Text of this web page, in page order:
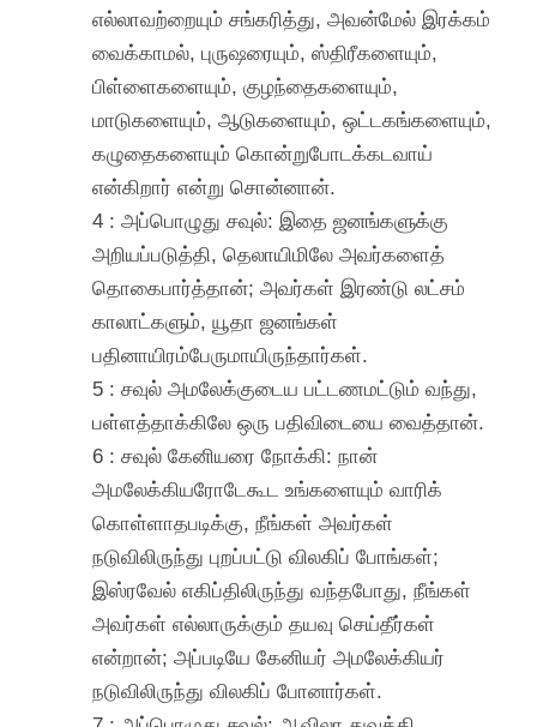
எல்லாவற்றையும் சங்கரித்து, அவன்மேல் இரக்கம்
வைக்காமல், புருஷரையும், ஸ்திரீகளையும்,
பிள்ளைகளையும், குழந்தைகளையும்,
மாடுகளையும், ஆடுகளையும், ஒட்டகங்களையும்,
கழுதைகளையும் கொன்றுபோடக்கடவாய்
என்கிறார் என்று சொன்னான்.
4 : அப்பொழுது சவுல்: இதை ஜனங்களுக்கு
அறியப்படுத்தி, தெலாயிமிலே அவர்களைத்
தொகைபார்த்தான்; அவர்கள் இரண்டு லட்சம்
காலாட்களும், யூதா ஜனங்கள்
பதினாயிரம்பேருமாயிருந்தார்கள்.
5 : சவுல் அமலேக்குடைய பட்டணமட்டும் வந்து,
பள்ளத்தாக்கிலே ஒரு பதிவிடையை வைத்தான்.
6 : சவுல் கேனியரை நோக்கி: நான்
அமலேக்கியரோடேகூட உங்களையும் வாரிக்
கொள்ளாதபடிக்கு, நீங்கள் அவர்கள்
நடுவிலிருந்து புறப்பட்டு விலகிப் போங்கள்;
இஸ்ரவேல் எகிப்திலிருந்து வந்தபோது, நீங்கள்
அவர்கள் எல்லாருக்கும் தயவு செய்தீர்கள்
என்றான்; அப்படியே கேனியர் அமலேக்கியர்
நடுவிலிருந்து விலகிப் போனார்கள்.